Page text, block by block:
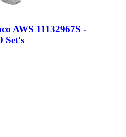
AWS 11132967S -
Set's